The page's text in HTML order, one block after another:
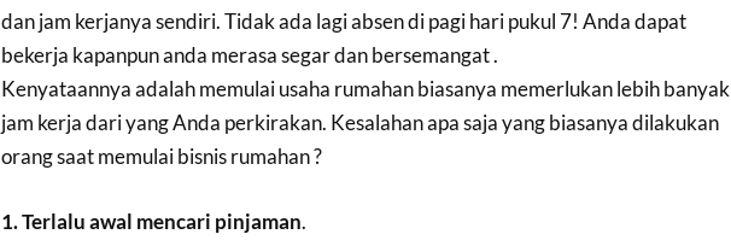
dan jam kerjanya sendiri. Tidak ada lagi absen di pagi hari pukul 7! Anda dapat
bekerja kapanpun anda merasa segar dan bersemangat .
Kenyataannya adalah memulai usaha rumahan biasanya memerlukan lebih banyak
jam kerja dari yang Anda perkirakan. Kesalahan apa saja yang biasanya dilakukan
orang saat memulai bisnis rumahan ?
1. Terlalu awal mencari pinjaman.